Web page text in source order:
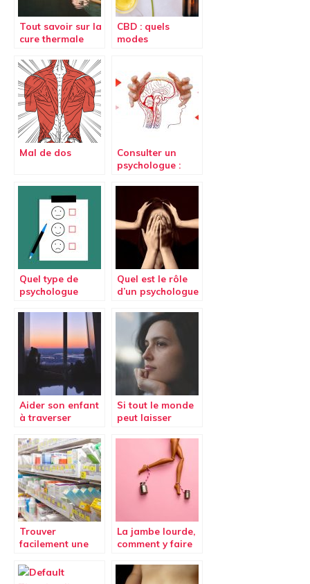
Tout savoir sur la
cure thermale
CBD : quels
modes
Mal de dos
Consulter un
psychologue :
Quel type de
psychologue
Quel est le rôle
d’un psychologue
Aider son enfant
à traverser
Si tout le monde
peut laisser
Trouver
facilement une
garde
La jambe lourde,
comment y faire